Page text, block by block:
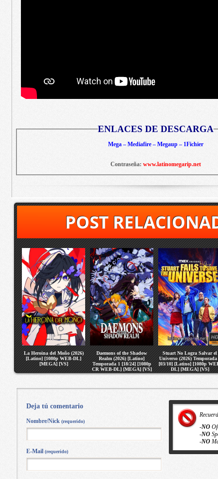
ENLACES DE DESCARGA
Mega – Mediafire – Megaup – 1Fichier
Contraseña: www.latinomegarip.net
POST
La Heroina del Moño (2026)
[Latino] [1080p WEB-DL]
[MEGA] [VS]
Daemons of the Shadow
Realm (2026) [Latino]
Temporada 1 [18/24] [1080p
CR WEB-DL] [MEGA] [VS]
Stuart No Logra Salvar el
Universo (2026) Temporada
[03/10] [Latino] [1080p
DL] [MEGA] [VS]
-NO
-NO
-NO
Deja tú comentario
Nombre/Nick (requerido)
E-Mail (requerido)